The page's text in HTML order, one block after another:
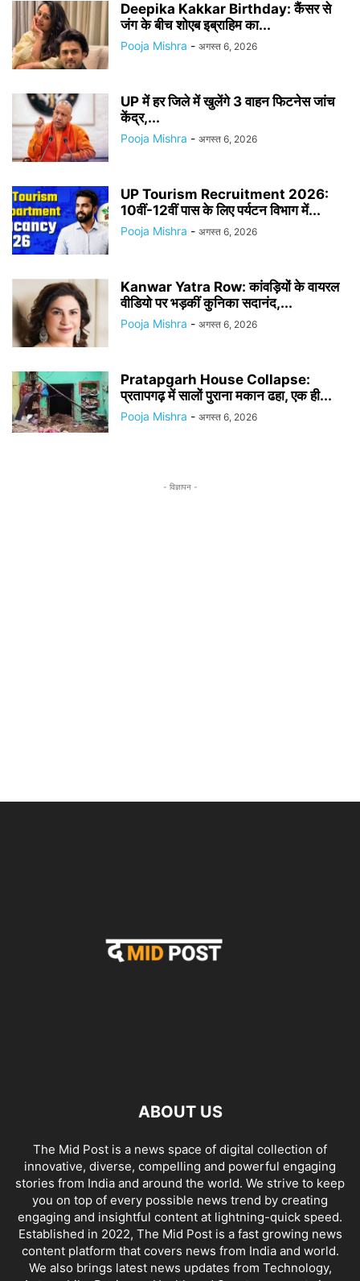
Deepika Kakkar Birthday: कैंसर से
जंग के बीच शोएब इब्राहिम का...
Pooja Mishra - अगस्त 6, 2026
UP में हर जिले में खुलेंगे 3 वाहन फिटनेस जांच
केंद्र,...
Pooja Mishra - अगस्त 6, 2026
UP Tourism Recruitment 2026:
10वीं-12वीं पास के लिए पर्यटन विभाग में...
Pooja Mishra - अगस्त 6, 2026
Kanwar Yatra Row: कांवड़ियों के वायरल
वीडियो पर भड़कीं कुनिका सदानंद,...
Pooja Mishra - अगस्त 6, 2026
Pratapgarh House Collapse:
प्रतापगढ़ में सालों पुराना मकान ढहा, एक ही...
Pooja Mishra - अगस्त 6, 2026
- विज्ञापन -
ABOUT US
The Mid Post is a news space of digital collection of
innovative, diverse, compelling and powerful engaging
stories from India and around the world. We strive to keep
you on top of every possible news trend by creating
engaging and insightful content at lightning-quick speed.
Established in 2022, The Mid Post is a fast growing news
content platform that covers news from India and world.
We also brings latest news updates from Technology,